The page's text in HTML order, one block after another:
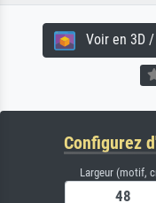
Voir en 3D /
Configurez
Largeur (motif,